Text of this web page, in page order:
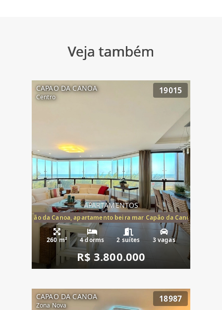
Veja também
CAPAO DA CANOA
Centro
19015
APARTAMENTOS
mar Capão da Canoa, apartamento beira mar Capão da Canoa,
260 m² 4 dorms 2 suítes 3 vagas
R$ 3.800.000
CAPAO DA CANOA
Zona Nova
18987